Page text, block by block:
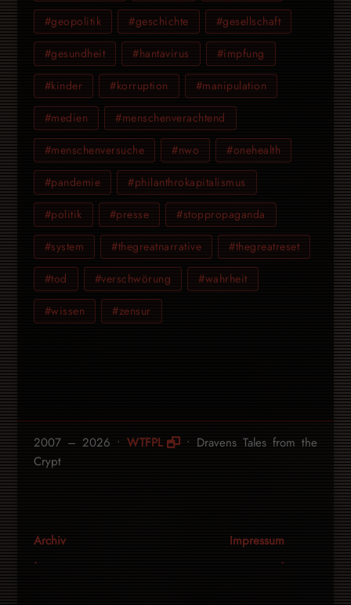
#geopolitik #geschichte #gesellschaft
#gesundheit #hantavirus #impfung
#kinder #korruption #manipulation
#medien #menschenverachtend
#menschenversuche #nwo #onehealth
#pandemie #philanthrokapitalismus
#politik #presse #stoppropaganda
#system #thegreatnarrative #thegreatreset
#tod #verschwörung #wahrheit
#wissen #zensur
2007 – 2026 •WTFPL
• Dravens Tales from the
Crypt
Archiv
Impressum
.
.